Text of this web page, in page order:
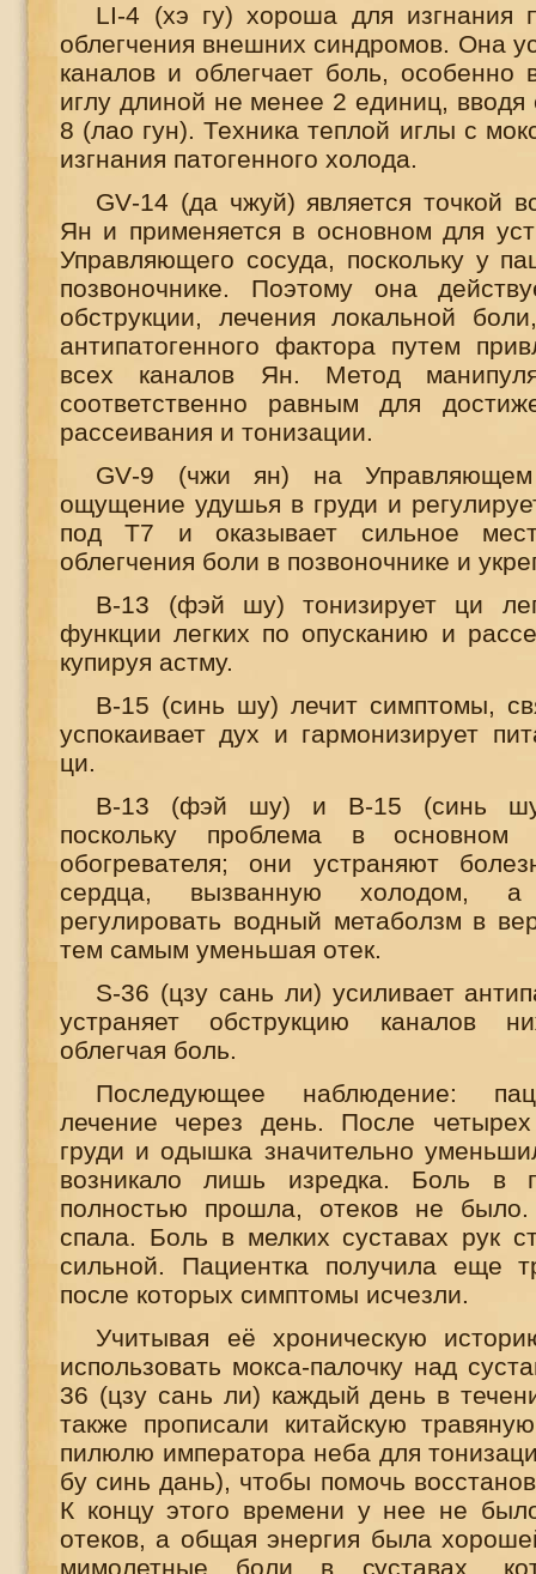
LI-4 (хэ гу) хороша для изгнания
облегчения внешних синдромов. Она
каналов и облегчает боль, особенно
иглу длиной не менее 2 единиц,
8 (лао гун). Техника теплой иглы с
изгнания патогенного холода.
GV-14 (да чжуй) является точкой
Ян и применяется в основном для
Управляющего сосуда, поскольку у
позвоночнике. Поэтому она
обструкции, лечения локальной
антипатогенного фактора путем
всех каналов Ян. Метод
соответственно равным для
рассеивания и тонизации.
GV-9 (чжи ян) на Управляющем
ощущение удушья в груди и
подT7 и оказывает сильное
облегчения боли в позвоночнике и
B-13 (фэй шу) тонизирует ци
функции легких по опусканию и
купируя астму.
B-15 (синь шу) лечит симптомы,
успокаивает дух и гармонизирует
ци.
B-13 (фэй шу) и B-15 (синь
поскольку проблема в основном
обогревателя; они устраняют
сердца, вызванную холодом, а
регулировать водный метаболзм в
тем самым уменьшая отек.
S-36 (цзу сань ли) усиливает
устраняет обструкцию каналов
облегчая боль.
Последующее наблюдение:
лечение через день. После
груди и одышка значительно
возникало лишь изредка. Боль в
полностью прошла, отеков не
спала. Боль в мелких суставах рук
сильной. Пациентка получила еще
после которых симптомы исчезли.
Учитывая её хроническую
использовать мокса-палочку над
36 (цзу сань ли) каждый день в
также прописали китайскую
пилюлю императора неба для
бу синь дань), чтобы помочь
К концу этого времени у нее не
отеков, а общая энергия была
мимолетные боли в суставах,